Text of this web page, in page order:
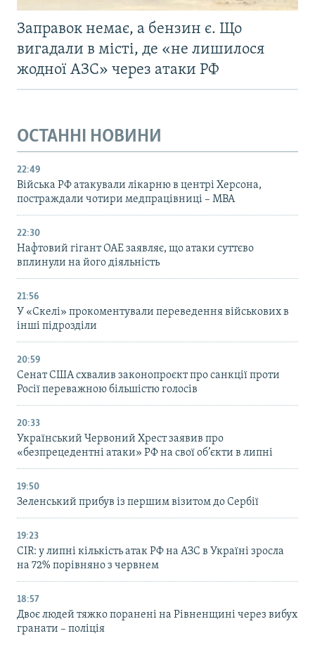
Заправок немає, а бензин є. Що
вигадали в місті, де «не лишилося
жодної АЗС» через атаки РФ
ОСТАННІ НОВИНИ
22:49
Війська РФ атакували лікарню в центрі Херсона,
постраждали чотири медпрацівниці – МВА
22:30
Нафтовий гігант ОАЕ заявляє, що атаки суттєво
вплинули на його діяльність
21:56
У «Скелі» прокоментували переведення військових в
інші підрозділи
20:59
Cенат США схвалив законопроєкт про санкції проти
Росії переважною більшістю голосів
20:33
Український Червоний Хрест заявив про
«безпрецедентні атаки» РФ на свої об’єкти в липні
19:50
Зеленський прибув із першим візитом до Сербії
19:23
CIR: у липні кількість атак РФ на АЗС в Україні зросла
на 72% порівняно з червнем
18:57
Двоє людей тяжко поранені на Рівненщині через вибух
гранати – поліція